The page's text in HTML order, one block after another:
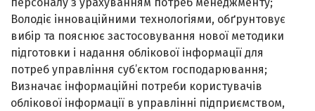
Володіє інноваційними технологіями, обґрунтовує
вибір та пояснює застосовування нової методики
підготовки і надання облікової інформації для
потреб управління суб’єктом господарювання;
Визначає інформаційні потреби користувачів
облікової інформації в управлінні підприємством,